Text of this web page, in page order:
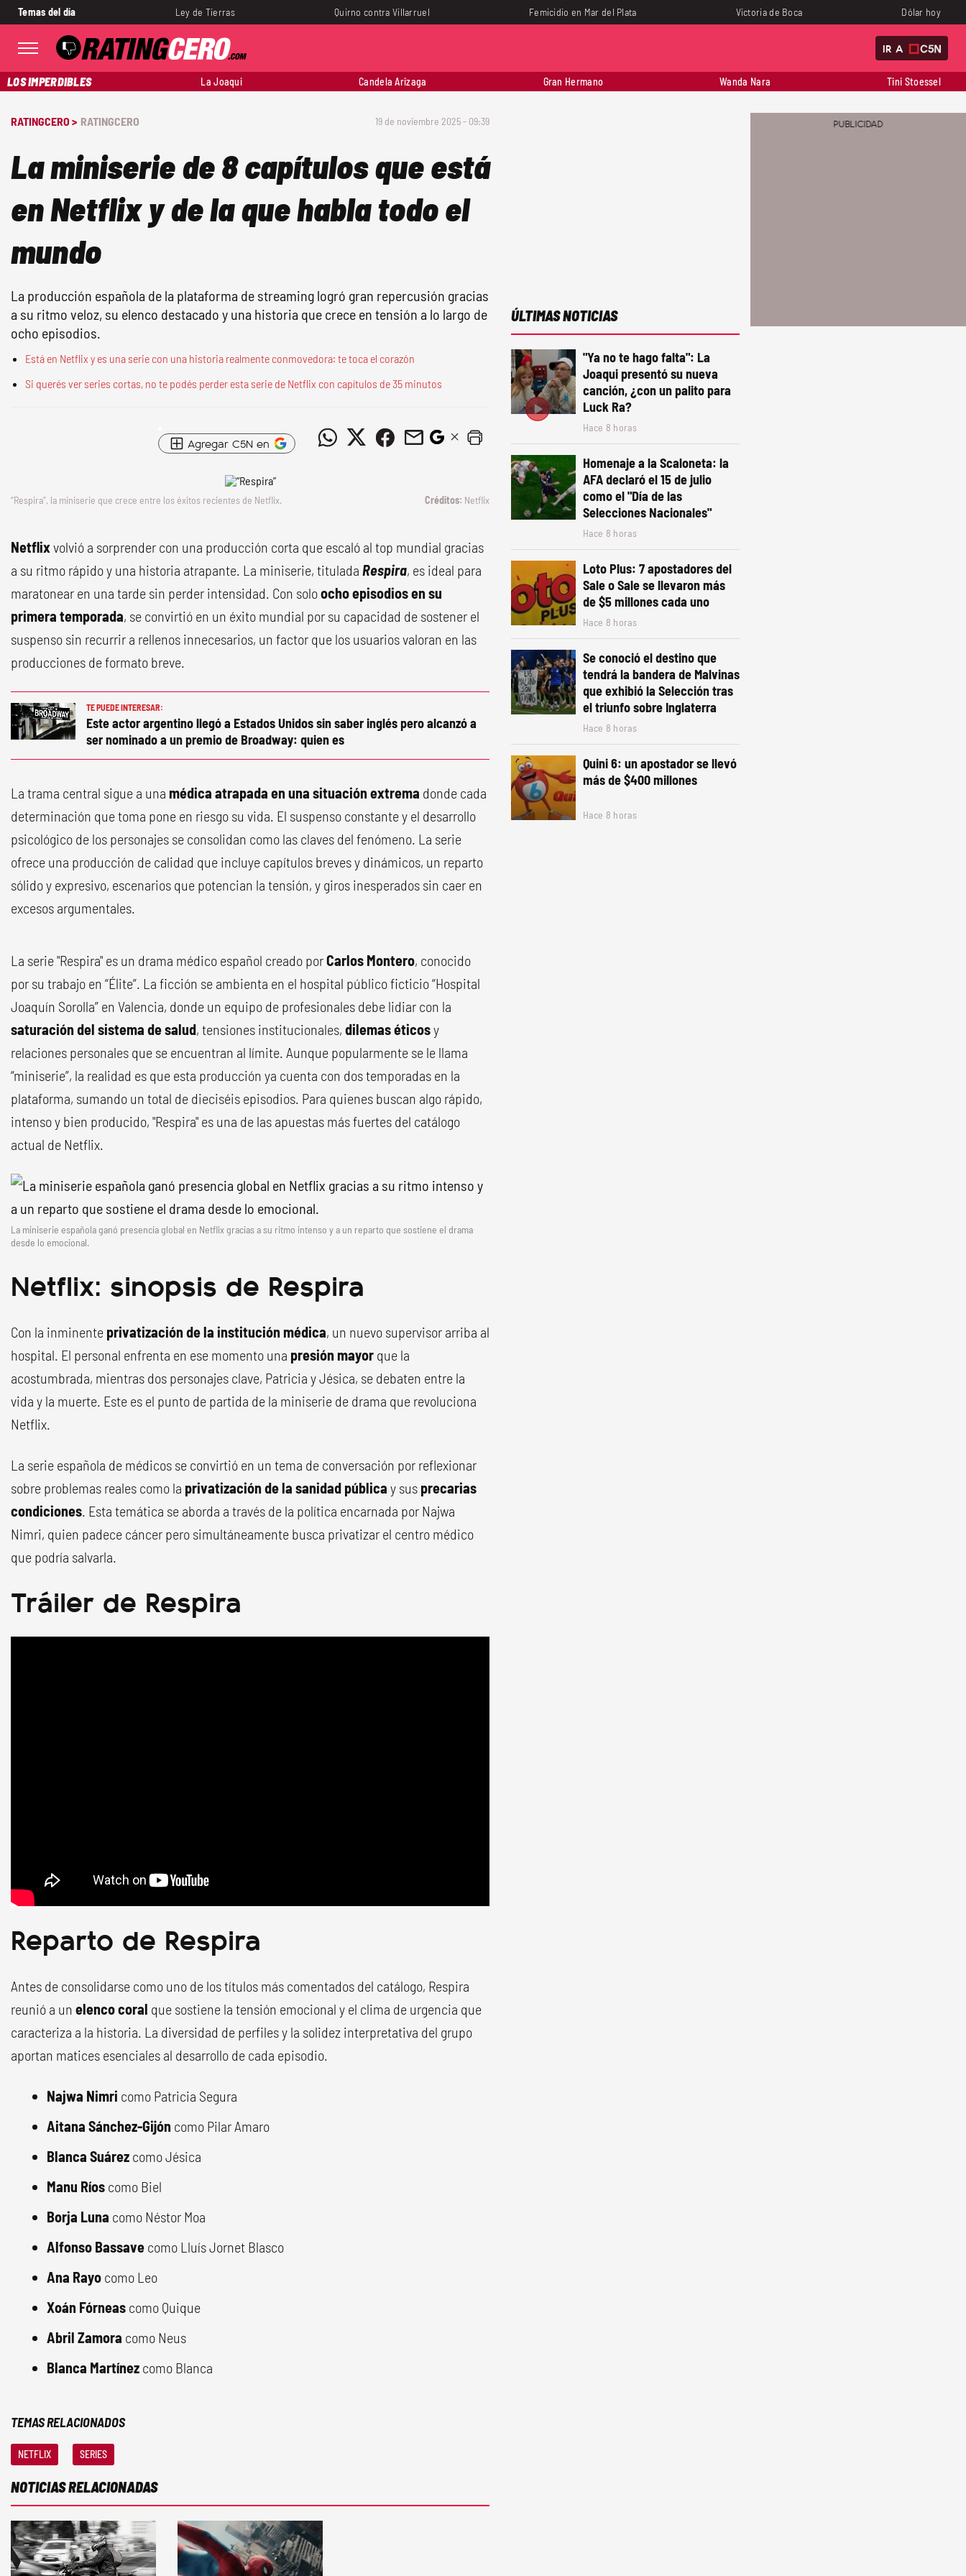
Temas del día Ley de Tierras Quirno contra Villarruel Femicidio en Mar del Plata Victoria de Boca Dólar hoy
IR A
LOS IMPERDIBLES La Joaqui Candela Arizaga Gran Hermano Wanda Nara Tini Stoessel
RATINGCERO > RATINGCERO 19 de noviembre 2025 - 09:39
La miniserie de 8 capítulos que está
en Netflix y de la que habla todo el
mundo
La producción española de la plataforma de streaming logró gran repercusión gracias
a su ritmo veloz, su elenco destacado y una historia que crece en tensión a lo largo de
ocho episodios.
Está en Netflix y es una serie con una historia realmente conmovedora: te toca el corazón
Si querés ver series cortas, no te podés perder esta serie de Netflix con capítulos de 35 minutos
Agregar C5N en
“Respira”, la miniserie que crece entre los éxitos recientes de Netflix. Netflix
Netflixvolvió a sorprender con una producción corta que escaló al top mundial gracias
a su ritmo rápido y una historia atrapante. La miniserie, titulada Respira, es ideal para
maratonear en una tarde sin perder intensidad. Con soloocho episodios en su
primera temporada, se convirtió en un éxito mundial por su capacidad de sostener el
suspenso sin recurrir a rellenos innecesarios, un factor que los usuarios valoran en las
producciones de formato breve.
TE PUEDE INTERESAR:
Este actor argentino llegó a Estados Unidos sin saber inglés pero alcanzó a
ser nominado a un premio de Broadway: quien es
La trama central sigue a una médica atrapada en una situación extrema donde cada
determinación que toma pone en riesgo su vida. El suspenso constante y el desarrollo
psicológico de los personajes se consolidan como las claves del fenómeno. La serie
ofrece una producción de calidad que incluye capítulos breves y dinámicos, un reparto
sólido y expresivo, escenarios que potencian la tensión, y giros inesperados sin caer en
excesos argumentales.
La serie "Respira" es un drama médico español creado porCarlos Montero, conocido
por su trabajo en “Élite”. La ficción se ambienta en el hospital público ficticio “Hospital
Joaquín Sorolla” en Valencia, donde un equipo de profesionales debe lidiar con la
saturación del sistema de salud, tensiones institucionales, dilemas éticosy
relaciones personales que se encuentran al límite. Aunque popularmente se le llama
“miniserie”, la realidad es que esta producción ya cuenta con dos temporadas en la
plataforma, sumando un total de dieciséis episodios. Para quienes buscan algo rápido,
intenso y bien producido, "Respira" es una de las apuestas más fuertes del catálogo
actual de Netflix.
La miniserie española ganó presencia global en Netflix gracias a su ritmo intenso y a un reparto que sostiene el drama
desde lo emocional.
Netflix: sinopsis de Respira
Con la inminente privatización de la institución médica, un nuevo supervisor arriba al
hospital. El personal enfrenta en ese momento una presión mayor que la
acostumbrada, mientras dos personajes clave, Patricia y Jésica, se debaten entre la
vida y la muerte. Este es el punto de partida de la miniserie de drama que revoluciona
Netflix.
La serie española de médicos se convirtió en un tema de conversación por reflexionar
sobre problemas reales como la privatización de la sanidad pública y sus precarias
condiciones. Esta temática se aborda a través de la política encarnada por Najwa
Nimri, quien padece cáncer pero simultáneamente busca privatizar el centro médico
que podría salvarla.
Tráiler de Respira
Reparto de Respira
Antes de consolidarse como uno de los títulos más comentados del catálogo, Respira
reunió a un elenco coral que sostiene la tensión emocional y el clima de urgencia que
caracteriza a la historia. La diversidad de perfiles y la solidez interpretativa del grupo
aportan matices esenciales al desarrollo de cada episodio.
Najwa Nimri como Patricia Segura
Aitana Sánchez-Gijón como Pilar Amaro
Blanca Suárez como Jésica
Manu Ríos como Biel
Borja Luna como Néstor Moa
Alfonso Bassave como Lluís Jornet Blasco
Ana Rayo como Leo
Xoán Fórneas como Quique
Abril Zamora como Neus
Blanca Martínez como Blanca
TEMAS RELACIONADOS
NETFLIX SERIES
NOTICIAS RELACIONADAS
ÚLTIMAS NOTICIAS
"Ya no te hago falta": La
Joaqui presentó su nueva
canción, ¿con un palito para
Luck Ra?
Hace 8 horas
Homenaje a la Scaloneta: la
AFA declaró el 15 de julio
como el "Día de las
Selecciones Nacionales"
Hace 8 horas
Loto Plus: 7 apostadores del
Sale o Sale se llevaron más
de $5 millones cada uno
Hace 8 horas
Se conoció el destino que
tendrá la bandera de Malvinas
que exhibió la Selección tras
el triunfo sobre Inglaterra
Hace 8 horas
Quini 6: un apostador se llevó
más de $400 millones
Hace 8 horas